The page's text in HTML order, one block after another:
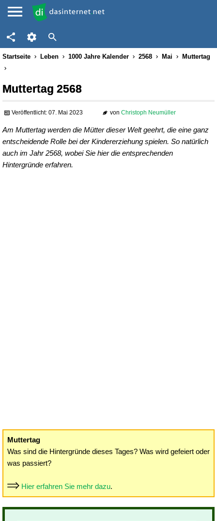
Startseite Leben 1000 Jahre Kalender 2568 Mai Muttertag
Muttertag 2568
Veröffentlicht: 07. Mai 2023 von Christoph Neumüller
Am Muttertag werden die Mütter dieser Welt geehrt, die eine ganz
entscheidende Rolle bei der Kindererziehung spielen. So natürlich
auch im Jahr 2568, wobei Sie hier die entsprechenden
Hintergründe erfahren.
Muttertag
Was sind die Hintergründe dieses Tages? Was wird gefeiert oder
was passiert?
Hier erfahren Sie mehr dazu.